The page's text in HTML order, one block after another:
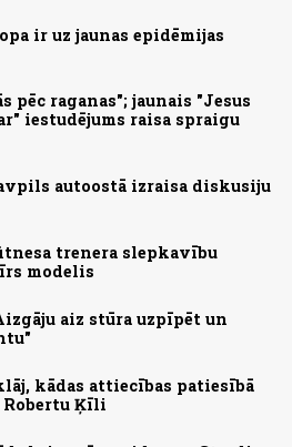
ir uz jaunas epidēmijas
pēc raganas"; jaunais "Jesus
iestudējums raisa spraigu
autoostā izraisa diskusiju
trenera slepkavību
modelis
aiz stūra uzpīpēt un
kādas attiecības patiesībā
Robertu Ķīli